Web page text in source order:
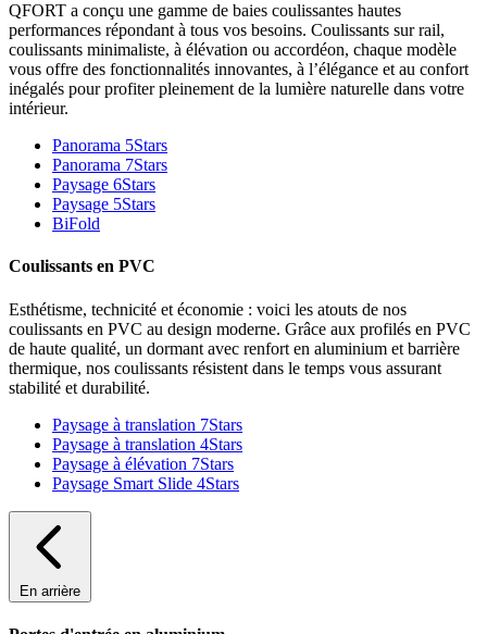
QFORT a conçu une gamme de baies coulissantes hautes
performances répondant à tous vos besoins. Coulissants sur rail,
coulissants minimaliste, à élévation ou accordéon, chaque modèle
vous offre des fonctionnalités innovantes, à l’élégance et au confort
inégalés pour profiter pleinement de la lumière naturelle dans votre
intérieur.
Panorama 5Stars
Panorama 7Stars
Paysage 6Stars
Paysage 5Stars
BiFold
Coulissants en PVC
Esthétisme, technicité et économie : voici les atouts de nos
coulissants en PVC au design moderne. Grâce aux profilés en PVC
de haute qualité, un dormant avec renfort en aluminium et barrière
thermique, nos coulissants résistent dans le temps vous assurant
stabilité et durabilité.
Paysage à translation 7Stars
Paysage à translation 4Stars
Paysage à élévation 7Stars
Paysage Smart Slide 4Stars
En arrière